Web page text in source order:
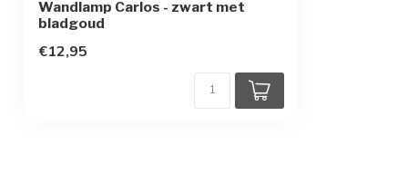
Wandlamp Carlos - zwart met
bladgoud
€12,95